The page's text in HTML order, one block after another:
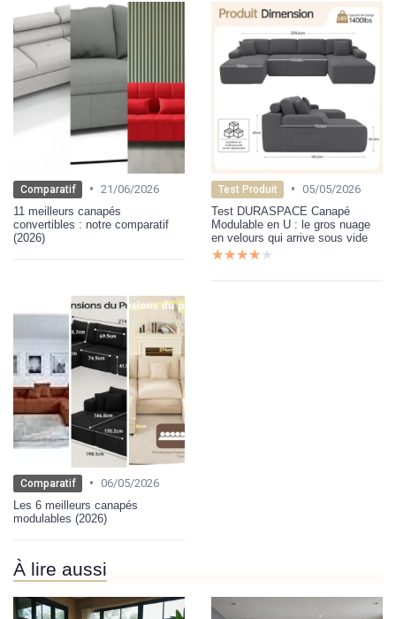
Comparatif • 21/06/2026
11 meilleurs canapés
convertibles : notre comparatif
(2026)
Test Produit • 05/05/2026
Test DURASPACE Canapé
Modulable en U : le gros nuage
en velours qui arrive sous vide
★★★★★
★★★★★
Comparatif • 06/05/2026
Les 6 meilleurs canapés
modulables (2026)
À lire aussi